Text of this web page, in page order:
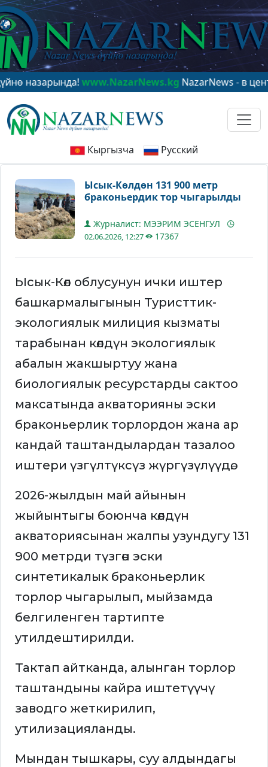
www.NazarNews.kgNazarNews - в центре
Кыргызча Русский
Ысык-Көлдөн 131 900 метр
браконьердик тор чыгарылды
Журналист: МЭЭРИМ ЭСЕНГУЛ
02.06.2026, 12:27 17367
Ысык-Көл облусунун ички иштер
башкармалыгынын Туристтик-
экологиялык милиция кызматы
тарабынан көлдүн экологиялык
абалын жакшыртуу жана
биологиялык ресурстарды сактоо
максатында акваторияны эски
браконьерлик торлордон жана ар
кандай таштандылардан тазалоо
иштери үзгүлтүксүз жүргүзүлүүдө.
2026-жылдын май айынын
жыйынтыгы боюнча көлдүн
акваториясынан жалпы узундугу 131
900 метрди түзгөн эски
синтетикалык браконьерлик
торлор чыгарылып, мыйзамда
белгиленген тартипте
утилдештирилди.
Тактап айтканда, алынган торлор
таштандыны кайра иштетүүчү
заводго жеткирилип,
утилизацияланды.
Мындан тышкары, суу алдындагы